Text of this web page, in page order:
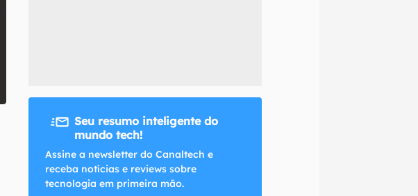
Seu resumo inteligente do
mundo tech!
Assine a newsletter do Canaltech e
receba notícias e reviews sobre
tecnologia em primeira mão.